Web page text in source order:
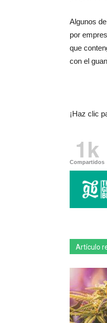
Algunos
por
que
con el
¡Haz clic
1k
Compartidos
Artículo